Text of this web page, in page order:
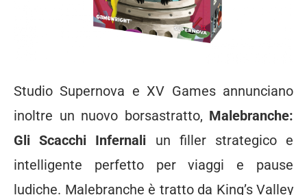
Studio Supernova e XV Games annunciano
inoltre un nuovo borsastratto, Malebranche:
Gli Scacchi Infernali un filler strategico e
intelligente perfetto per viaggi e pause
ludiche. Malebranche è tratto da King’s Valley